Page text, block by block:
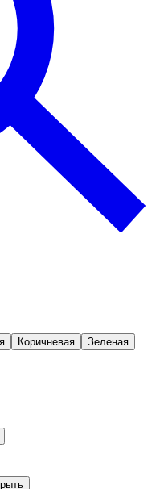
Коричневая Зеленая